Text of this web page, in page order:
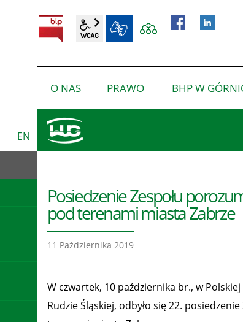
EN
BIP wcag2.1
O NAS
pokaż
podmenu
PRAWO
pokaż
podmenu
BHP W
Posiedzenie Zespołu
pod terenami miasta Zabrze
11 Października 2019
W czwartek, 10 października br., w
Rudzie Śląskiej, odbyło się 22.